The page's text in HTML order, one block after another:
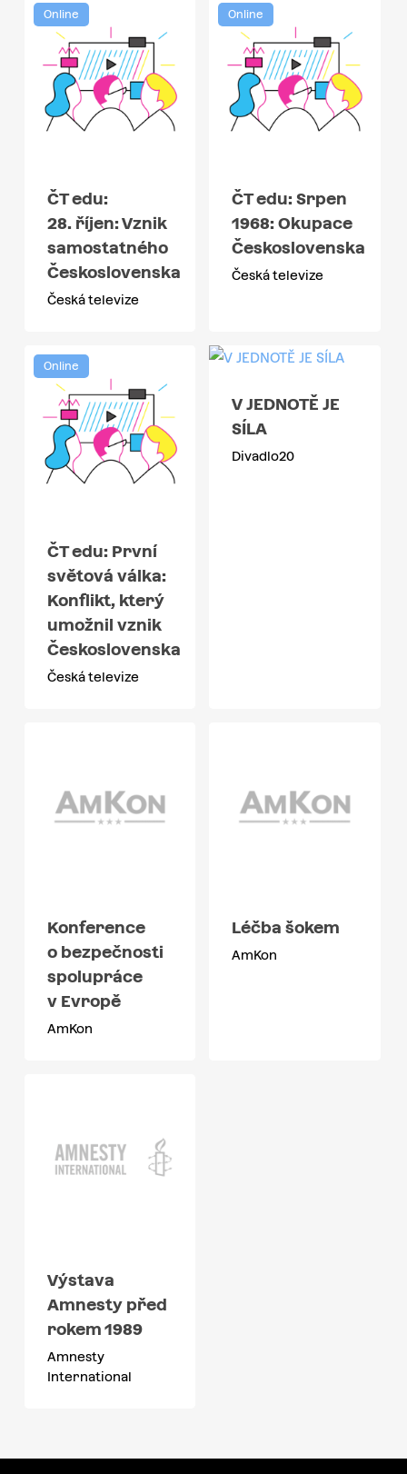
Online
ČT edu:
28. říjen: Vznik
samostatného
Československa
Česká televize
Online
ČT edu: Srpen
1968: Okupace
Československa
Česká televize
Online
ČT edu: První
světová válka:
Konflikt, který
umožnil vznik
Československa
Česká televize
V JEDNOTĚ JE
SÍLA
Divadlo20
Konference
o bezpečnosti
spolupráce
v Evropě
AmKon
Léčba šokem
AmKon
Výstava
Amnesty před
rokem 1989
Amnesty
International